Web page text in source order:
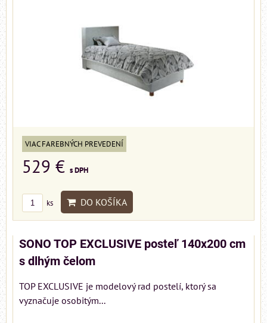
VIAC FAREBNÝCH PREVEDENÍ
529 € s DPH
ks DO KOŠÍKA
SONO TOP EXCLUSIVE posteľ 140x200 cm
s dlhým čelom
TOP EXCLUSIVE je modelový rad postelí, ktorý sa
vyznačuje osobitým...